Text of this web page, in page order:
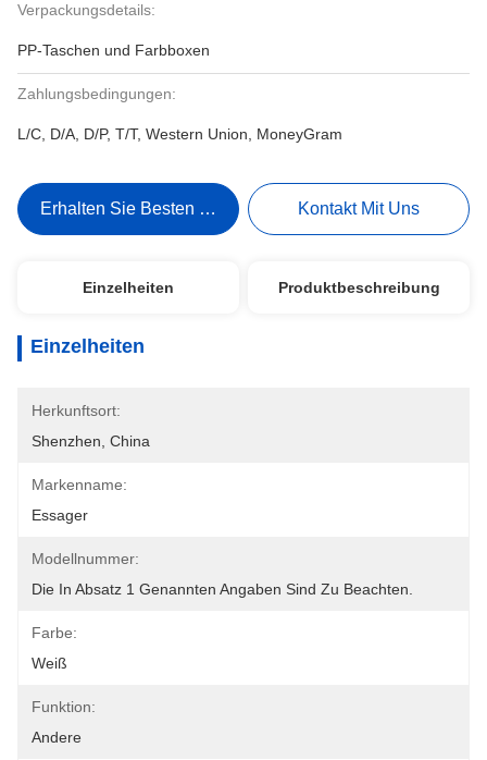
Verpackungsdetails:
PP-Taschen und Farbboxen
Zahlungsbedingungen:
L/C, D/A, D/P, T/T, Western Union, MoneyGram
Erhalten Sie Besten Preis Kontakt Mit Uns
Einzelheiten Produktbeschreibung
Einzelheiten
Herkunftsort:
Shenzhen, China
Markenname:
Essager
Modellnummer:
Die In Absatz 1 Genannten Angaben Sind Zu Beachten.
Farbe:
Weiß
Funktion:
Andere